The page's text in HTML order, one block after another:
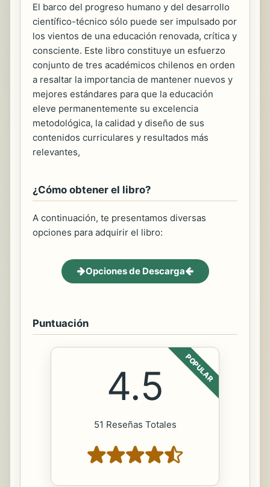
El barco del progreso humano y del desarrollo
científico-técnico sólo puede ser impulsado por
los vientos de una educación renovada, crítica y
consciente. Este libro constituye un esfuerzo
conjunto de tres académicos chilenos en orden
a resaltar la importancia de mantener nuevos y
mejores estándares para que la educación
eleve permanentemente su excelencia
metodológica, la calidad y diseño de sus
contenidos curriculares y resultados más
relevantes,
¿Cómo obtener el libro?
A continuación, te presentamos diversas
opciones para adquirir el libro:
Opciones de Descarga
Puntuación
POPULAR
4.5
51 Reseñas Totales